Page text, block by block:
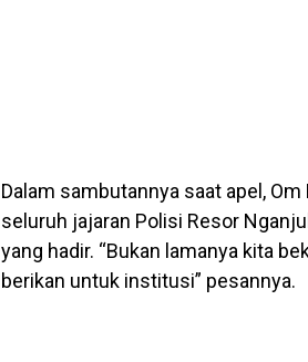
Dalam sambutannya saat apel,
seluruh jajaran Polisi Resor
yang hadir. “Bukan lamanya kita
berikan untuk institusi” pesannya.